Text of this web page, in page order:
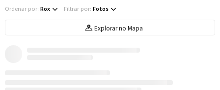
Ordenar por: Rox Filtrar por: Fotos
Explorar no Mapa